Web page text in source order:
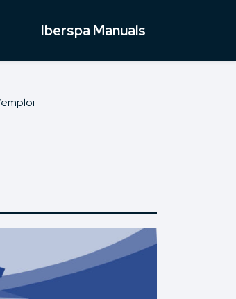
Iberspa Manuals